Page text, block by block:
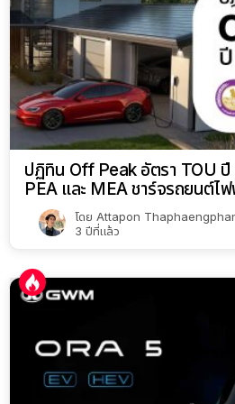
ปฏิทิน Off Peak อัตรา TOU
PEA และ MEA ชาร์จรถยนต์ไ
โดย Attapon
3 ปีที่แล้ว